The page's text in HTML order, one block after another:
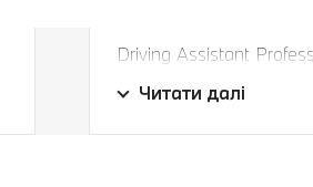
Завжди в правильній
правильній дистанції.
Driving Assistant
пропонує найкращу
допомогу водієві.
безпеки та комфорту
Читати далі